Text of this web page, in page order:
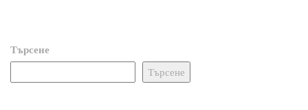
Търсене
Търсене